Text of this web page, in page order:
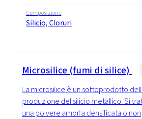
Composizione
Silicio, Cloruri
Microsilice (fumi di silice)
La microsilice è un sottoprodotto
produzione del silicio metallico. Si
una polvere amorfa densificata o non